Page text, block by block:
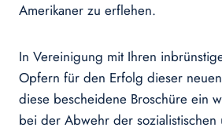
Amerikaner zu erflehen.
In Vereinigung mit Ihren
Opfern für den Erfolg dieser
diese bescheidene Broschüre ein
bei der Abwehr der sozialistischen